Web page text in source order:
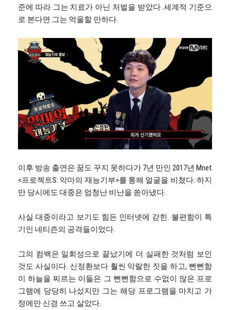
준에 따라 그는 치료가 아닌 처벌을 받았다. 세계적 기준으
로 본다면 그는 억울할 만하다.
이후 방송 출연은 꿈도 꾸지 못하다가 7년 만인 2017년 Mnet
<프로젝트S: 악마의 재능기부>를 통해 얼굴을 비쳤다. 하지
만 당시에도 대중은 엄청난 비난을 쏟아냈다.
사실 대중이라고 보기도 힘든 인터넷에 갇힌. 불편함이 특
기인 네티즌의 공격들이었다.
그의 컴백은 일회성으로 끝났기에 더 실패한 것처럼 보인
것도 사실이다. 신정환보다 훨씬 악랄한 짓을 하고, 뻔뻔함
이 하늘을 찌르는 이들은 그 뻔뻔함으로 수없이 많은 프로
그램에 당당히 나섰지만 그는 해당 프로그램을 마치고 가
정에만 신경 쓰고 살았다.